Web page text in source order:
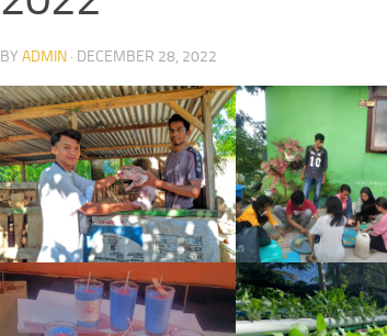
BY ADMIN · DECEMBER 28, 2022